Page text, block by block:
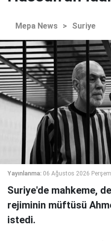
Mepa News > Suriye
Yayınlanma: 06 Ağustos 2026
Suriye'de mahkeme,
rejiminin müftüsü
istedi.